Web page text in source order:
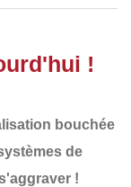
!
bouchée
de
!